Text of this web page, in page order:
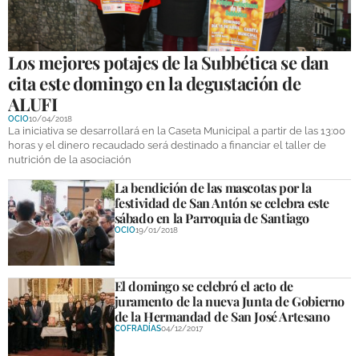
GALERÍAS
Los mejores potajes de la Subbética se dan
cita este domingo en la degustación de
ALUFI
OCIO10/04/2018
La iniciativa se desarrollará en la Caseta Municipal a partir de las 13:00
horas y el dinero recaudado será destinado a financiar el taller de
nutrición de la asociación
La bendición de las mascotas por la
festividad de San Antón se celebra este
sábado en la Parroquia de Santiago
OCIO19/01/2018
El domingo se celebró el acto de
juramento de la nueva Junta de Gobierno
de la Hermandad de San José Artesano
COFRADÍAS04/12/2017